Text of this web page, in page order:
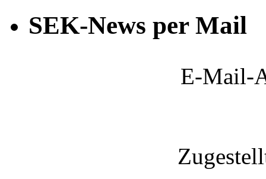
SEK-News per Mail
E-Mail-